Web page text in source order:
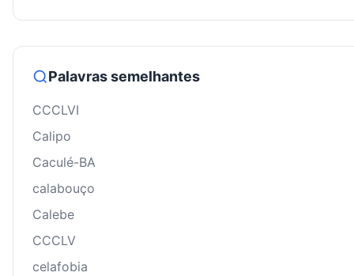
Palavras semelhantes
CCCLVI
Calipo
Caculé-BA
calabouço
Calebe
CCCLV
celafobia